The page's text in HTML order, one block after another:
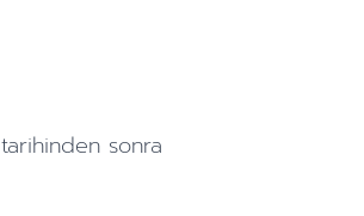
tarihinden sonra